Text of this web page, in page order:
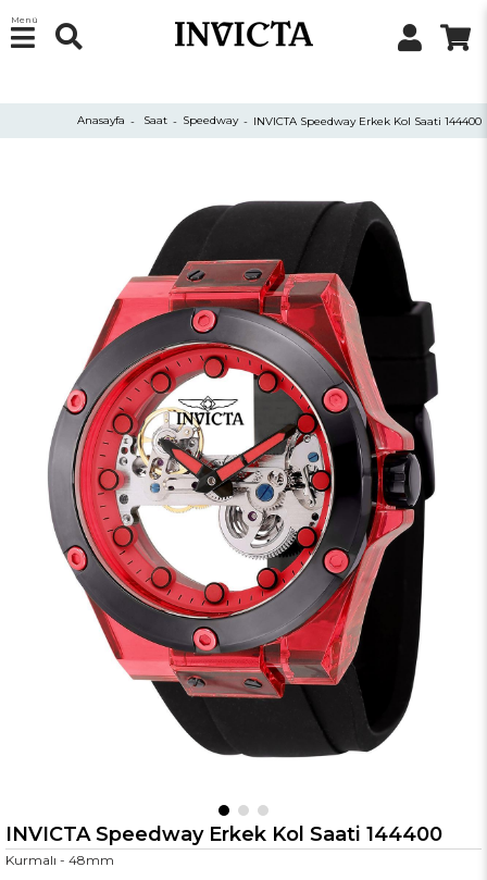
Menü
Anasayfa Saat Speedway INVICTA Speedway Erkek Kol Saati 144400
INVICTA Speedway Erkek Kol Saati 144400
Kurmalı - 48mm